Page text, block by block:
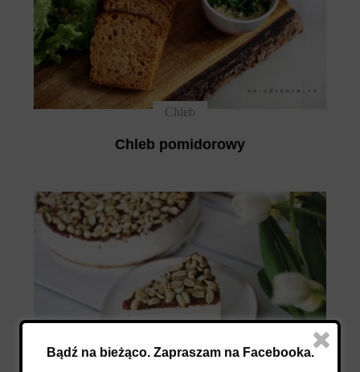
Chleb
Chleb pomidorowy
Bądź na bieżąco. Zapraszam na Facebooka.